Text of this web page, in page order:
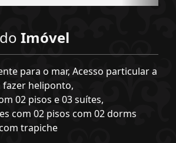
Imóvel
para o mar, Acesso particular a
fazer heliponto,
02 pisos e 03 suítes,
com 02 pisos com 02 dorms
trapiche